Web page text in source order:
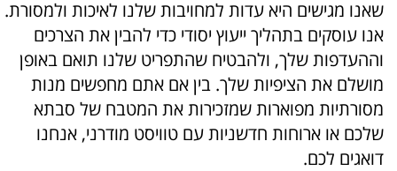
שאנו מגישים היא עדות למחויבות שלנו לאיכות ולמסורת.
אנו עוסקים בתהליך ייעוץ יסודי כדי להבין את הצרכים
וההעדפות שלך, ולהבטיח שהתפריט שלנו תואם באופן
מושלם את הציפיות שלך. בין אם אתם מחפשים מנות
מסורתיות מפוארות שמזכירות את המטבח של סבתא
שלכם או ארוחות חדשניות עם טוויסט מודרני, אנחנו
דואגים לכם.